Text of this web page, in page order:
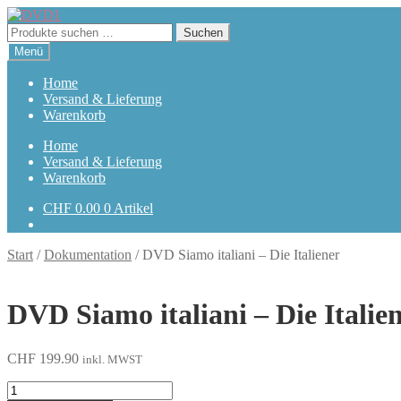
Zur
Navigation
springen
Zum
Inhalt
springen
Suchen
nach:
Suchen
Menü
Home
Versand & Lieferung
Warenkorb
Home
Versand & Lieferung
Warenkorb
CHF 0.00 0 Artikel
Start /Dokumentation /DVD Siamo italiani – Die Italiener
DVD Siamo italiani – Die
CHF 199.90 inkl. MWST
Siamo